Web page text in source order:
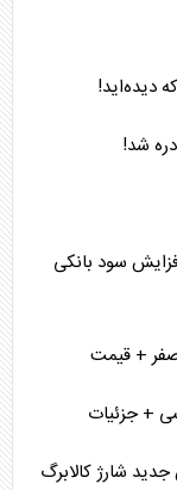
دیده‌اید!
شد!
سود بانکی
+ قیمت
+ جزئیات
تغییر کرد/ زمان جدید شارژ کالابرگ